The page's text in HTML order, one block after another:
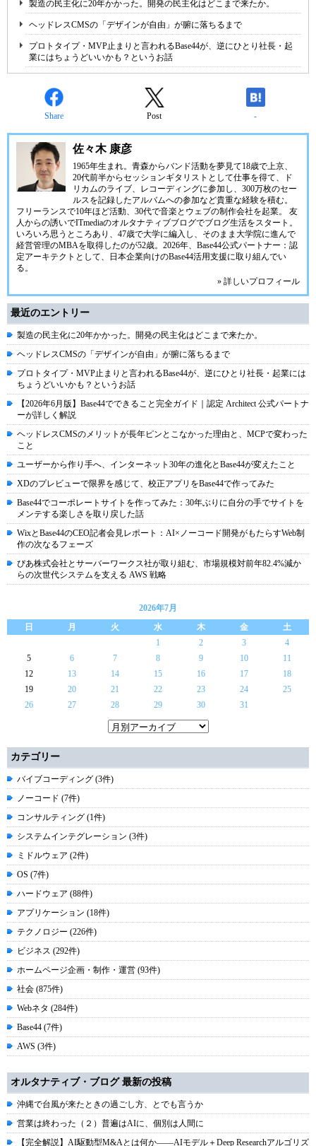
製造の民主化に20年かかった。開発の民主化はどこまで来たか。
ヘッドレスCMSの「デザインが自由」が腑に落ちるまで
プロトタイプ・MVP止まりと言われるBase44が、逆にひとり社長・起
業にはちょうどいいかも？というお話
Share Post -
佐々木 康彦
1965年生まれ。青森からバンド活動を夢見て18歳で上京、
20代前半からセッションギタリストとして仕事を得て、ド
リカムのライブ、レコーディングに参加し、300万枚のセー
ルスを記録したアルバムへの参加など貴重な経験を積む。
フリーランスで10年ほど活動、30代で音楽とウェブの制作会社を起業。 友
人からの誘いでITmediaのオルタナティブブログでブログ生活をスタート。
いろいろ思うところあり、47歳で大学に編入し、そのまま大学院に進んで
経営管理のMBAを取得したのが52歳。2026年、Base44公式パートナー：認
定アーキテクトとして、日本企業向けのBase44活用支援に取り組んでい
る。
» 詳しいプロフィール
最近のエントリー
製造の民主化に20年かかった。開発の民主化はどこまで来たか。
ヘッドレスCMSの「デザインが自由」が腑に落ちるまで
プロトタイプ・MVP止まりと言われるBase44が、逆にひとり社長・起業には
ちょうどいいかも？というお話
【2026年6月版】Base44でできること完全ガイド｜認定 Architect 公式パートナ
ーが詳しく解説
ヘッドレスCMSのメリットが長年ピンとこなかった理由と、MCPで変わった
こと
ユーザーから作り手へ、インターネット30年の進化とBase44が変えたこと
XDのプレビューで限界を感じて、校正アプリをBase44で作ってみた
Base44でコーポレートサイトを作ってみた：30年ぶりに自分の手でサイトを
メンテする楽しさを取り戻した話
WixとBase44のCEO記者会見レポート：AI×ノーコード開発がもたらすWeb制
作の次なるフェーズ
ぴあ株式会社とサーバーワークス社が取り組む、市場規模対前年82.4%減か
らの次世代システムを支える AWS 戦略
2026年7月
日
月 火 水 木 金
土
1
2 3
4
5
6 7 8 9 10
11
12
13 14 15 16 17
18
19
20 21 22 23 24
25
26
27 28 29 30 31
カテゴリー
バイブコーディング (3件)
ノーコード (7件)
コンサルティング (1件)
システムインテグレーション (3件)
ミドルウェア (2件)
OS (7件)
ハードウェア (88件)
アプリケーション (18件)
テクノロジー (226件)
ビジネス (292件)
ホームページ企画・制作・運営 (93件)
社会 (875件)
Webネタ (284件)
Base44 (7件)
AWS (3件)
オルタナティブ・ブログ 最新の投稿
沖縄で台風が来たときの過ごし方、とでも言うか
営業は終わった（２）普遍はAIに、個別は人間に
【完全解説】AI駆動型M&Aとは何か――AIモデル＋Deep Researchアルゴリズ